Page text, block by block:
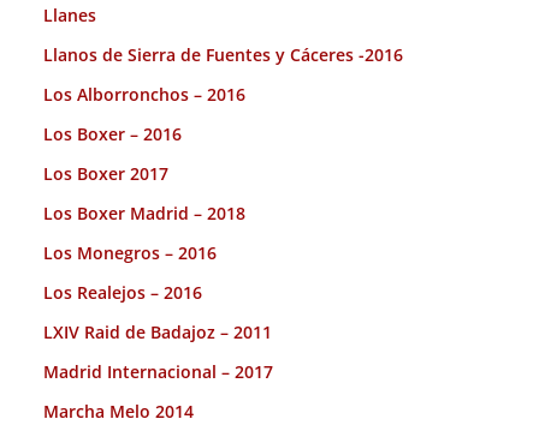
Llanes
Llanos de Sierra de Fuentes y Cáceres -2016
Los Alborronchos – 2016
Los Boxer – 2016
Los Boxer 2017
Los Boxer Madrid – 2018
Los Monegros – 2016
Los Realejos – 2016
LXIV Raid de Badajoz – 2011
Madrid Internacional – 2017
Marcha Melo 2014